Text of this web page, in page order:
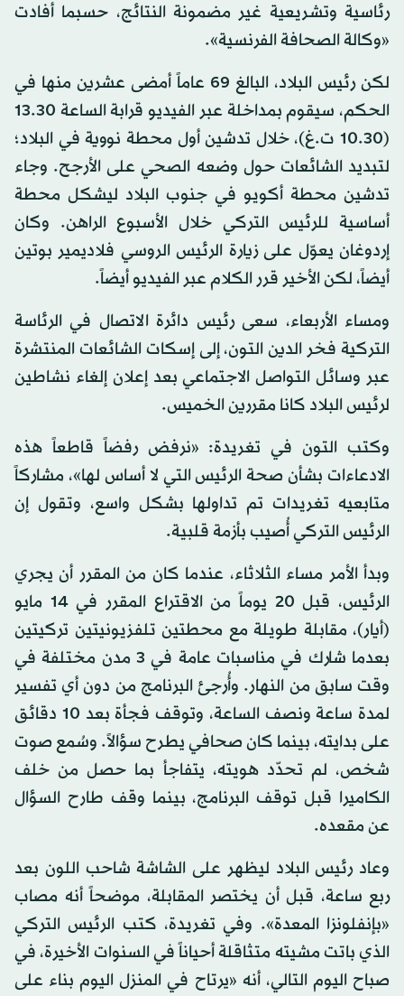
رئاسية وتشريعية غير مضمونة النتائج، حسبما أفادت
«وكالة الصحافة الفرنسية».
لكن رئيس البلاد، البالغ 69 عاماً أمضى عشرين منها في
الحكم، سيقوم بمداخلة عبر الفيديو قرابة الساعة 13.30
(10.30 ت.غ)، خلال تدشين أول محطة نووية في البلاد؛
لتبديد الشائعات حول وضعه الصحي على الأرجح. وجاء
تدشين محطة أكويو في جنوب البلاد ليشكل محطة
أساسية للرئيس التركي خلال الأسبوع الراهن. وكان
إردوغان يعوّل على زيارة الرئيس الروسي فلاديمير بوتين
أيضاً، لكن الأخير قرر الكلام عبر الفيديو أيضاً.
ومساء الأربعاء، سعى رئيس دائرة الاتصال في الرئاسة
التركية فخر الدين التون، إلى إسكات الشائعات المنتشرة
عبر وسائل التواصل الاجتماعي بعد إعلان إلغاء نشاطين
لرئيس البلاد كانا مقررين الخميس.
وكتب التون في تغريدة: «نرفض رفضاً قاطعاً هذه
الادعاءات بشأن صحة الرئيس التي لا أساس لها»، مشاركاً
متابعيه تغريدات تم تداولها بشكل واسع، وتقول إن
الرئيس التركي أُصيب بأزمة قلبية.
وبدأ الأمر مساء الثلاثاء، عندما كان من المقرر أن يجري
الرئيس، قبل 20 يوماً من الاقتراع المقرر في 14 مايو
(أيار)، مقابلة طويلة مع محطتين تلفزيونيتين تركيتين
بعدما شارك في مناسبات عامة في 3 مدن مختلفة في
وقت سابق من النهار. وأُرجئ البرنامج من دون أي تفسير
لمدة ساعة ونصف الساعة، وتوقف فجأة بعد 10 دقائق
على بدايته، بينما كان صحافي يطرح سؤالاً. وسُمع صوت
شخص، لم تحدّد هويته، يتفاجأ بما حصل من خلف
الكاميرا قبل توقف البرنامج، بينما وقف طارح السؤال
عن مقعده.
وعاد رئيس البلاد ليظهر على الشاشة شاحب اللون بعد
ربع ساعة، قبل أن يختصر المقابلة، موضحاً أنه مصاب
«بإنفلونزا المعدة». وفي تغريدة، كتب الرئيس التركي
الذي باتت مشيته متثاقلة أحياناً في السنوات الأخيرة، في
صباح اليوم التالي، أنه «يرتاح في المنزل اليوم بناء على